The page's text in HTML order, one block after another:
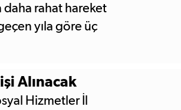
daha rahat hareket
yıla göre üç
Alınacak
Hizmetler İl